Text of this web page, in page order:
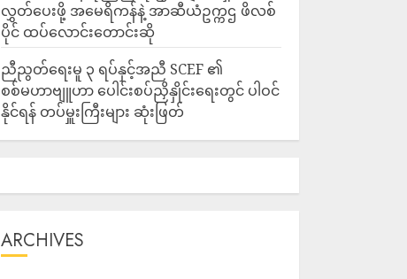
လွှတ်ပေးဖို့ အမေရိကန်နဲ့ အာဆီယံဥက္ကဌ ဖိလစ်
ပိုင် ထပ်လောင်းတောင်းဆို
ညီညွတ်ရေးမူ ၃ ရပ်နှင့်အညီ SCEF ၏
စစ်မဟာဗျူဟာ ပေါင်းစပ်ညှိနှိုင်းရေးတွင် ပါဝင်
နိုင်ရန် တပ်မှူးကြီးများ ဆုံးဖြတ်
ARCHIVES